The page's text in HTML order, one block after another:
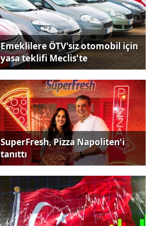
Emeklilere ÖTV'siz otomobil için
yasa teklifi Meclis'te
SuperFresh, Pizza Napoliten'i
tanıttı